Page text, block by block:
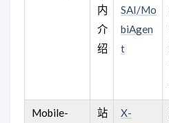
内
介
绍
SAI/Mo
biAgen
t
Mobile-
站
X-